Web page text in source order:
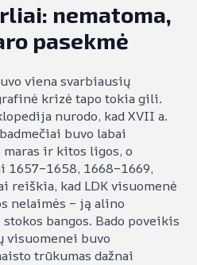
nematoma,
pasekmė
viena svarbiausių
krizė tapo tokia gili.
nurodo, kad XVII a.
buvo labai
ir kitos ligos, o
1668–1669,
reiškia, kad LDK visuomenė
nelaimės – ją alino
bangos. Bado poveikis
visuomenei buvo
trūkumas dažnai